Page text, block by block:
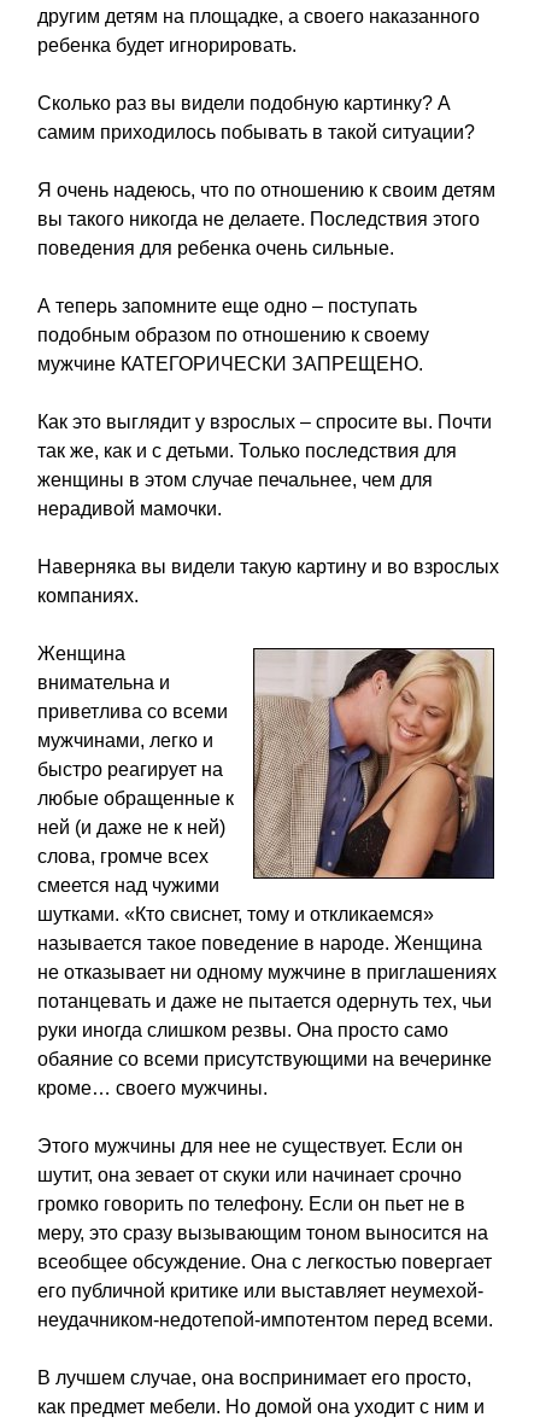
другим детям на площадке, а своего наказанного
ребенка будет игнорировать.
Сколько раз вы видели подобную картинку? А
самим приходилось побывать в такой ситуации?
Я очень надеюсь, что по отношению к своим детям
вы такого никогда не делаете. Последствия этого
поведения для ребенка очень сильные.
А теперь запомните еще одно – поступать
подобным образом по отношению к своему
мужчине КАТЕГОРИЧЕСКИ ЗАПРЕЩЕНО.
Как это выглядит у взрослых – спросите вы. Почти
так же, как и с детьми. Только последствия для
женщины в этом случае печальнее, чем для
нерадивой мамочки.
Наверняка вы видели такую картину и во взрослых
компаниях.
Женщина
внимательна и
приветлива со всеми
мужчинами, легко и
быстро реагирует на
любые обращенные к
ней (и даже не к ней)
слова, громче всех
смеется над чужими
шутками. «Кто свиснет, тому и откликаемся»
называется такое поведение в народе. Женщина
не отказывает ни одному мужчине в приглашениях
потанцевать и даже не пытается одернуть тех, чьи
руки иногда слишком резвы. Она просто само
обаяние со всеми присутствующими на вечеринке
кроме… своего мужчины.
Этого мужчины для нее не существует. Если он
шутит, она зевает от скуки или начинает срочно
громко говорить по телефону. Если он пьет не в
меру, это сразу вызывающим тоном выносится на
всеобщее обсуждение. Она с легкостью повергает
его публичной критике или выставляет неумехой-
неудачником-недотепой-импотентом перед всеми.
В лучшем случае, она воспринимает его просто,
как предмет мебели. Но домой она уходит с ним и